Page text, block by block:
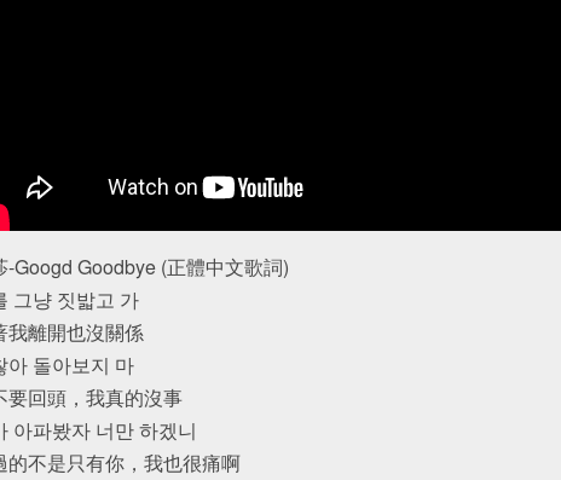
-Googd Goodbye (正體中文歌詞)
그냥 짓밟고 가
我離開也沒關係
아 돌아보지 마
要回頭，我真的沒事
아파봤자 너만 하겠니
的不是只有你，我也很痛啊